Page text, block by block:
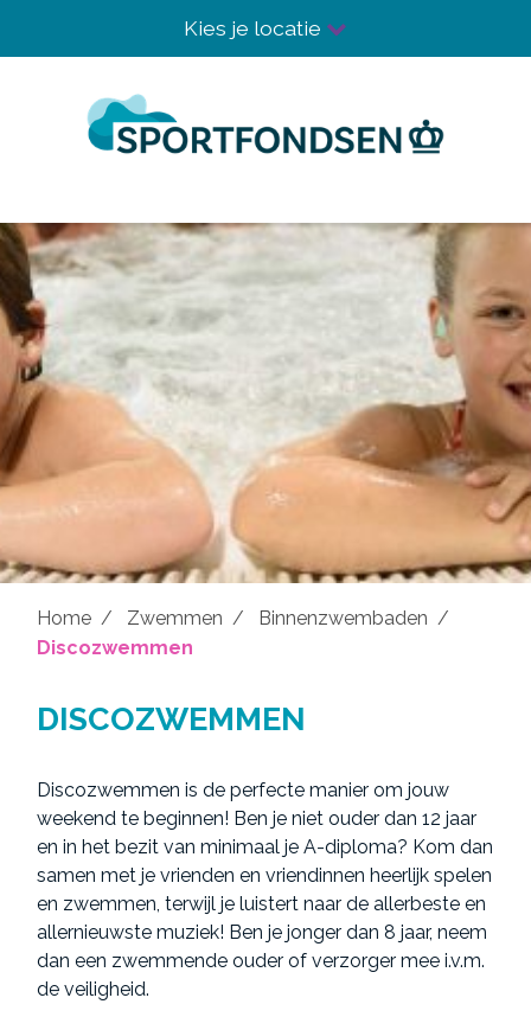
Kies je locatie
Home Zwemmen
Binnenzwembaden
Discozwemmen
DISCOZWEMMEN
Discozwemmen is de perfecte manier om jouw
weekend te beginnen! Ben je niet ouder dan 12 jaar
en in het bezit van minimaal je A-diploma? Kom dan
samen met je vrienden en vriendinnen heerlijk spelen
en zwemmen, terwijl je luistert naar de allerbeste en
allernieuwste muziek! Ben je jonger dan 8 jaar, neem
dan een zwemmende ouder of verzorger mee i.v.m.
de veiligheid.